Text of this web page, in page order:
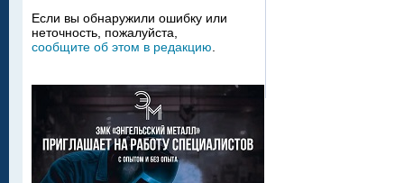
Если вы обнаружили ошибку или
неточность, пожалуйста,
сообщите об этом в редакцию